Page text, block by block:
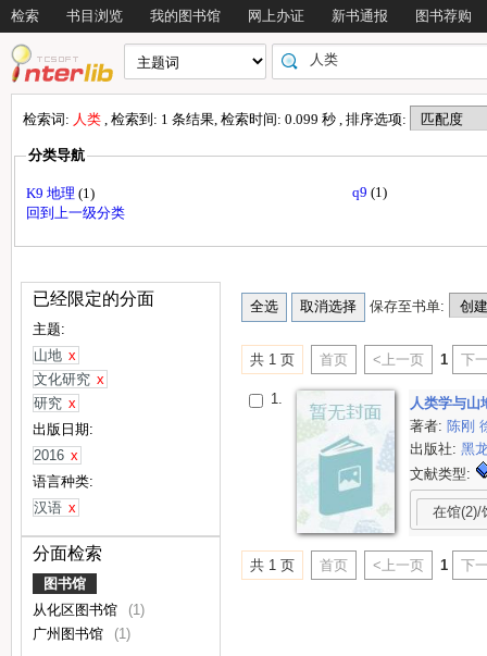
检索 书目浏览 我的图书馆 网上办证 新书通报 图书荐购
检索词: 人类 , 检索到: 1 条结果, 检索时间: 0.099 秒 , 排序选项:
分类导航
K9 地理 (1) q9 (1)
回到上一级分类
已经限定的分面
主题:
山地 x
文化研究 x
研究 x
出版日期:
2016 x
语言种类:
汉语 x
分面检索
图书馆
从化区图书馆
(1)
广州图书馆
(1)
保存至书单:
共 1 页 首页 <上一页 1 下
1.
人类学与山
著者: 陈刚
出版社:黑
文献类型:
在馆(2)/
共 1 页 首页 <上一页 1 下